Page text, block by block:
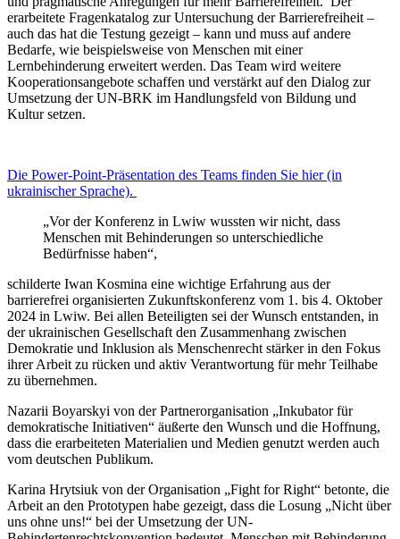
erarbeitete Fragenkatalog zur Untersuchung der Barrierefreiheit –
auch das hat die Testung gezeigt – kann und muss auf andere
Bedarfe, wie beispielsweise von Menschen mit einer
Lernbehinderung erweitert werden. Das Team wird weitere
Kooperationsangebote schaffen und verstärkt auf den Dialog zur
Umsetzung der UN-BRK im Handlungsfeld von Bildung und
Kultur setzen.
Die Power-Point-Präsentation des Teams finden Sie hier(in
ukrainischer Sprache).
„Vor der Konferenz in Lwiw wussten wir nicht, dass
Menschen mit Behinderungen so unterschiedliche
Bedürfnisse haben“,
schilderte Iwan Kosmina eine wichtige Erfahrung aus der
barrierefrei organisierten Zukunftskonferenz vom 1. bis 4. Oktober
2024 in Lwiw. Bei allen Beteiligten sei der Wunsch entstanden, in
der ukrainischen Gesellschaft den Zusammenhang zwischen
Demokratie und Inklusion als Menschenrecht stärker in den Fokus
ihrer Arbeit zu rücken und aktiv Verantwortung für mehr Teilhabe
zu übernehmen.
Nazarii Boyarskyi von der Partnerorganisation „Inkubator für
demokratische Initiativen“ äußerte den Wunsch und die Hoffnung,
dass die erarbeiteten Materialien und Medien genutzt werden auch
vom deutschen Publikum.
Karina Hrytsiuk von der Organisation „Fight for Right“ betonte, die
Arbeit an den Prototypen habe gezeigt, dass die Losung „Nicht über
uns ohne uns!“ bei der Umsetzung der UN-